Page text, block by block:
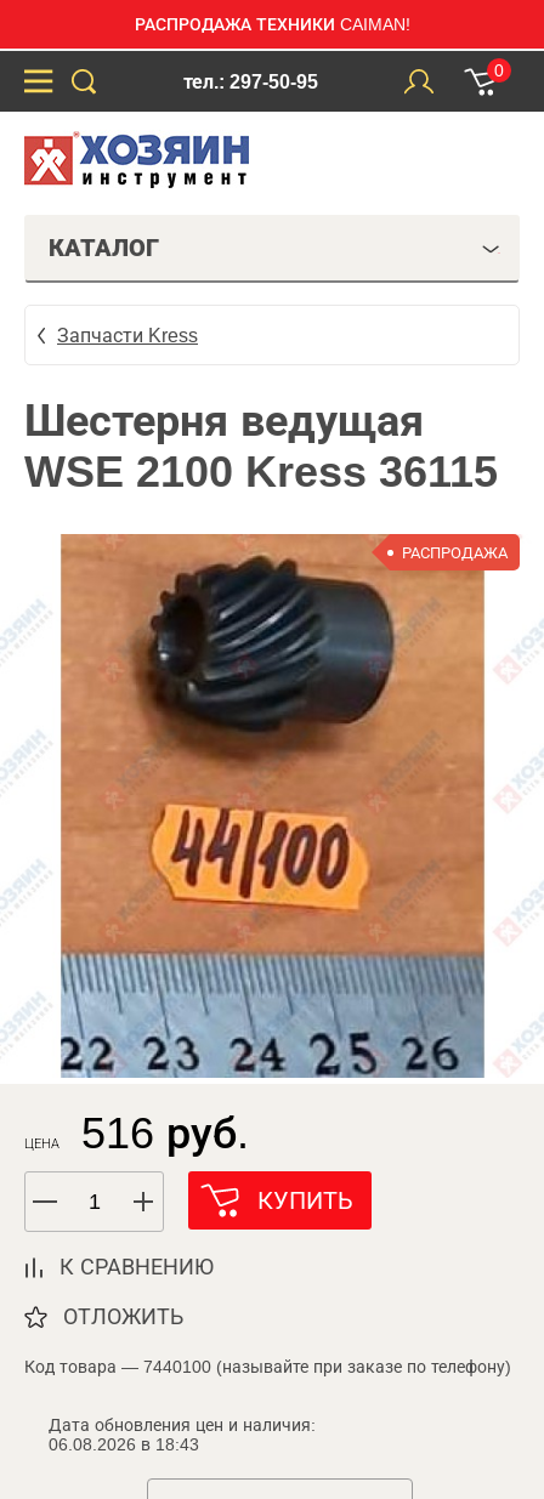
РАСПРОДАЖА ТЕХНИКИ CAIMAN!
тел.: 297-50-95
0
КАТАЛОГ
Запчасти Kress
Шестерня ведущая
WSE 2100 Kress 36115
РАСПРОДАЖА
ЦЕНА 516 руб.
КУПИТЬ
К СРАВНЕНИЮ
ОТЛОЖИТЬ
Код товара — 7440100 (называйте при заказе по телефону)
Дата обновления цен и наличия:
06.08.2026 в 18:43